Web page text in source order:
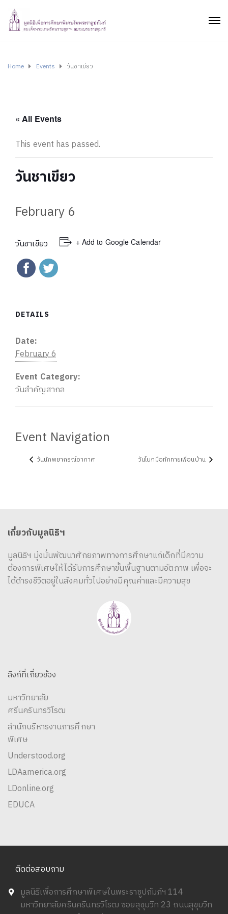
Home Events วันชาเขียว
« All Events
This event has passed.
วันชาเขียว
February 6
วันชาเขียว + Add to Google Calendar
DETAILS
Date:
February 6
Event Category:
วันสำคัญสากล
Event Navigation
วันนักพยากรณ์อากาศ วันโบกมือทักทายเพื่อนบ้าน
เกี่ยวกับมูลนิธิฯ
มูลนิธิฯ มุ่งมั่นพัฒนาศักยภาพทางการศึกษาแก่เด็กที่มีความ
ต้องการพิเศษให้ได้รับการศึกษาขั้นพื้นฐานตามอัตภาพ เพื่อจะ
ได้ดำรงชีวิตอยู่ในสังคมทั่วไปอย่างมีคุณค่าและมีความสุข
ลิงก์ที่เกี่ยวข้อง
มหาวิทยาลัย
ศรีนครินทรวิโรฒ
สำนักบริหารงานการศึกษา
พิเศษ
Understood.org
LDAamerica.org
LDonline.org
EDUCA
ติดต่อสอบถาม
มูลนิธิเพื่อการศึกษาพิเศษในพระราชูปถัมภ์ฯ 114
มหาวิทยาลัยศรีนครินทรวิโรฒ ซอยสุขุมวิท 23 ถนนสุขุมวิท